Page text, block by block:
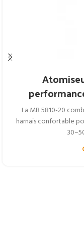
La MB 5810-20
harnais confortable